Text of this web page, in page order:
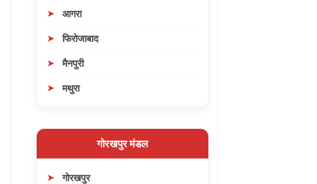
आगरा
फिरोजाबाद
मैनपुरी
मथुरा
गोरखपुर मंडल
गोरखपुर